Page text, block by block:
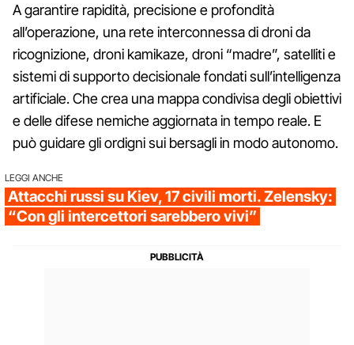
A garantire rapidità, precisione e profondità
all’operazione, una rete interconnessa di droni da
ricognizione, droni kamikaze, droni “madre”, satelliti e
sistemi di supporto decisionale fondati sull’intelligenza
artificiale. Che crea una mappa condivisa degli obiettivi
e delle difese nemiche aggiornata in tempo reale. E
può guidare gli ordigni sui bersagli in modo autonomo.
LEGGI ANCHE
Attacchi russi su Kiev, 17 civili morti. Zelensky:
“Con gli intercettori sarebbero vivi”